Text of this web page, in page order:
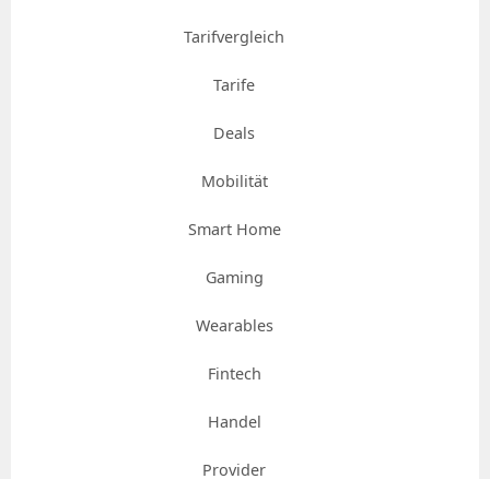
Tarifvergleich
Tarife
Deals
Mobilität
Smart Home
Gaming
Wearables
Fintech
Handel
Provider